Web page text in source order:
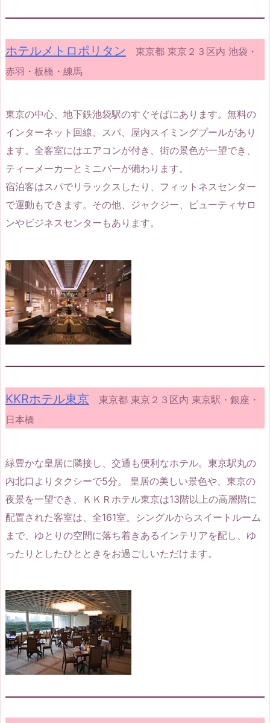
ホテルメトロポリタン 東京都 東京２３区内 池袋・
赤羽・板橋・練馬
東京の中心、地下鉄池袋駅のすぐそばにあります。無料の
インターネット回線、スパ、屋内スイミングプールがあり
ます。全客室にはエアコンが付き、街の景色が一望でき、
ティーメーカーとミニバーが備わります。
宿泊客はスパでリラックスしたり、フィットネスセンター
で運動もできます。その他、ジャクジー、ビューティサロ
ンやビジネスセンターもあります。
KKRホテル東京 東京都 東京２３区内 東京駅・銀座・
日本橋
緑豊かな皇居に隣接し、交通も便利なホテル。東京駅丸の
内北口よりタクシーで5分。 皇居の美しい景色や、東京の
夜景を一望でき、ＫＫＲホテル東京は13階以上の高層階に
配置された客室は、全161室。シングルからスイートルーム
まで、ゆとりの空間に落ち着きあるインテリアを配し、ゆ
ったりとしたひとときをお過ごしいただけます。